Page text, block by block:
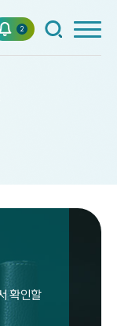
2
확인할